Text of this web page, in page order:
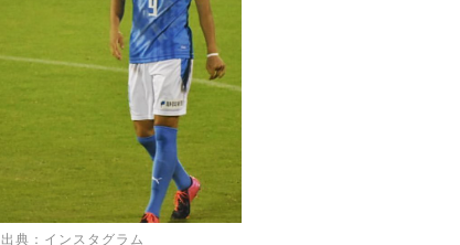
出典：インスタグラム